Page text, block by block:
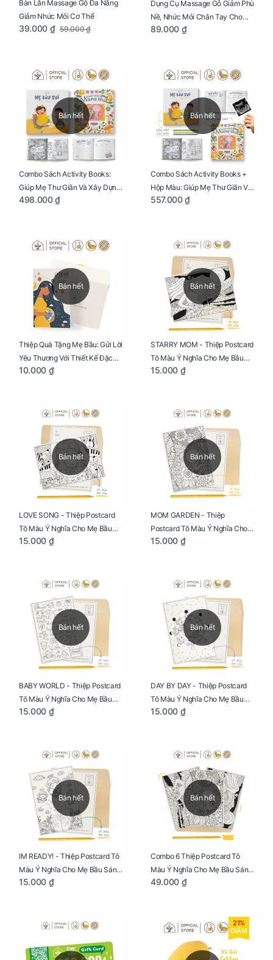
Bàn Lăn Massage Gỗ Đa Năng
Giảm Nhức Mỏi Cơ Thể
39.000 ₫ 59.000 ₫
Dụng Cụ Massage Gỗ Giảm Phù
Nề, Nhức Mỏi Chân Tay Cho
Mẹ Bầu
89.000 ₫
Bán hết
Combo Sách Activity Books:
Giúp Mẹ Thư Giãn Và Xây Dựng
Thai Kỳ Chu Đáo
498.000 ₫
Bán hết
Combo Sách Activity Books +
Hộp Màu: Giúp Mẹ Thư Giãn Và
Xây Dựng Thai Kỳ Chu Đáo
557.000 ₫
Bán hết
Thiệp Quà Tặng Mẹ Bầu: Gửi Lời
Yêu Thương Với Thiết Kế Đặc
Biệt Dành Riêng Cho Mẹ Bầu
10.000 ₫
Bán hết
STARRY MOM - Thiệp Postcard
Tô Màu Ý Nghĩa Cho Mẹ Bầu
Sáng Tạo, Thư Giãn Và Hạnh
15.000 ₫
Bán hết
LOVE SONG - Thiệp Postcard
Tô Màu Ý Nghĩa Cho Mẹ Bầu
Sáng Tạo, Thư Giãn Và Hạnh
15.000 ₫
Bán hết
MOM GARDEN - Thiệp
Postcard Tô Màu Ý Nghĩa Cho
Mẹ Bầu Sáng Tạo, Thư Giãn Và
15.000 ₫
Bán hết
BABY WORLD - Thiệp Postcard
Tô Màu Ý Nghĩa Cho Mẹ Bầu
Sáng Tạo, Thư Giãn Và Hạnh
15.000 ₫
Bán hết
DAY BY DAY - Thiệp Postcard
Tô Màu Ý Nghĩa Cho Mẹ Bầu
Sáng Tạo, Thư Giãn Và Hạnh
15.000 ₫
Bán hết
IM READY! - Thiệp Postcard Tô
Màu Ý Nghĩa Cho Mẹ Bầu Sáng
Tạo, Thư Giãn Và Hạnh Phúc
15.000 ₫
Bán hết
Combo 6 Thiệp Postcard Tô
Màu Ý Nghĩa Cho Mẹ Bầu Sáng
Tạo, Thư Giãn Và Hạnh Phúc
49.000 ₫
21%
GIẢM